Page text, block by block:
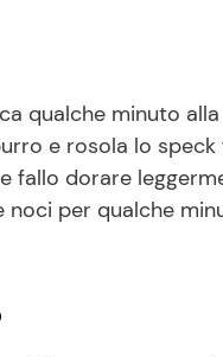
qualche minuto
e rosola lo
dorare
noci per qualche